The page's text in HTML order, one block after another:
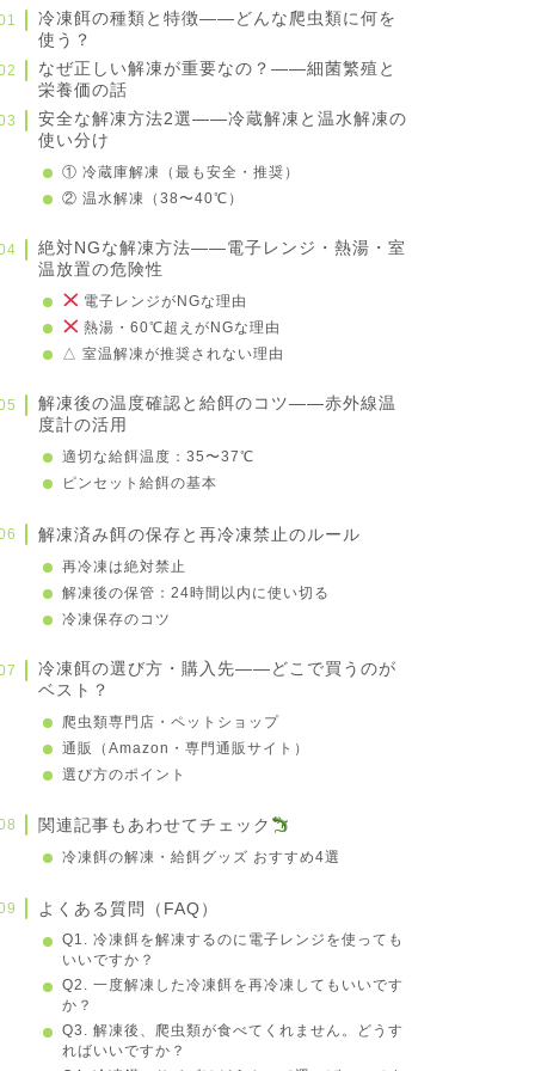
冷凍餌の種類と特徴——どんな爬虫類に何を
使う？
なぜ正しい解凍が重要なの？——細菌繁殖と
栄養価の話
安全な解凍方法2選——冷蔵解凍と温水解凍の
使い分け
① 冷蔵庫解凍（最も安全・推奨）
② 温水解凍（38〜40℃）
絶対NGな解凍方法——電子レンジ・熱湯・室
温放置の危険性
電子レンジがNGな理由
熱湯・60℃超えがNGな理由
△ 室温解凍が推奨されない理由
解凍後の温度確認と給餌のコツ——赤外線温
度計の活用
適切な給餌温度：35〜37℃
ピンセット給餌の基本
解凍済み餌の保存と再冷凍禁止のルール
再冷凍は絶対禁止
解凍後の保管：24時間以内に使い切る
冷凍保存のコツ
冷凍餌の選び方・購入先——どこで買うのが
ベスト？
爬虫類専門店・ペットショップ
通販（Amazon・専門通販サイト）
選び方のポイント
関連記事もあわせてチェック
冷凍餌の解凍・給餌グッズ おすすめ4選
よくある質問（FAQ）
Q1. 冷凍餌を解凍するのに電子レンジを使っても
いいですか？
Q2. 一度解凍した冷凍餌を再冷凍してもいいです
か？
Q3. 解凍後、爬虫類が食べてくれません。どうす
ればいいですか？